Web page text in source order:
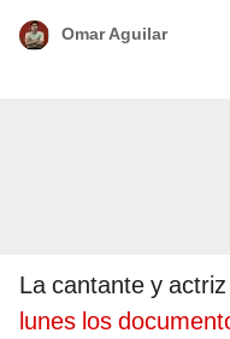
Omar Aguilar
La cantante y
lunes los